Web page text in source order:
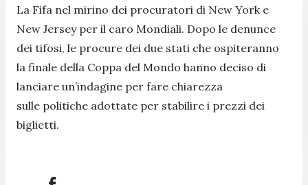
La Fifa nel mirino dei procuratori di New York e
New Jersey per il caro Mondiali. Dopo le denunce
dei tifosi, le procure dei due stati che ospiteranno
la finale della Coppa del Mondo hanno deciso di
lanciare un’indagine per fare chiarezza
sulle politiche adottate per stabilire i prezzi dei
biglietti.